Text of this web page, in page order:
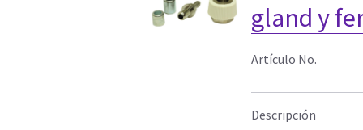
gland y
Artículo No.
Descripción